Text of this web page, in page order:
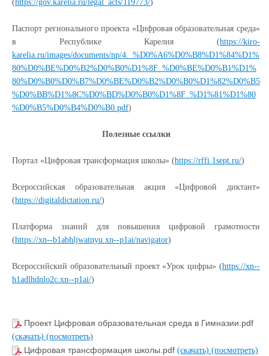
(https://gov.karelia.ru/legal_acts/119773/)
Паспорт регионального проекта «Цифровая образовательная среда»
в Республике Карелия (https://kiro-
karelia.ru/images/documents/np/4._%D0%A6%D0%B8%D1%84%D1%
80%D0%BE%D0%B2%D0%B0%D1%8F_%D0%BE%D0%B1%D1%
80%D0%B0%D0%B7%D0%BE%D0%B2%D0%B0%D1%82%D0%B5
%D0%BB%D1%8C%D0%BD%D0%B0%D1%8F_%D1%81%D1%80
%D0%B5%D0%B4%D0%B0.pdf)
Полезные ссылки
Портал «Цифровая трансформация школы» (https://rffi.1sept.ru/)
Всероссийская образовательная акция «Цифровой диктант»
(https://digitaldictation.ru/)
Платформа знаний для повышения цифровой грамотности
(https://xn--b1abhljwatnyu.xn--p1ai/navigator)
Всероссийский образовательный проект «Урок цифры» (https://xn--
h1adlhdnlo2c.xn--p1ai/)
Проект Цифровая образовательная среда в Гимназии.pdf
(скачать) (посмотреть)
Цифровая трансформация школы.pdf (скачать) (посмотреть)